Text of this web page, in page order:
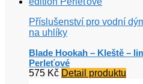
Příslušenství pro vodní
na uhlíky
Blade Hookah – Kleště –
Perleťové
575 Kč Detail produktu